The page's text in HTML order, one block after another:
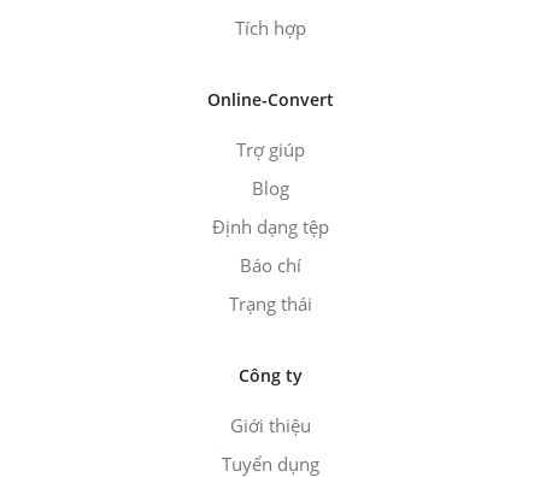
Tích hợp
Online-Convert
Trợ giúp
Blog
Định dạng tệp
Báo chí
Trạng thái
Công ty
Giới thiệu
Tuyển dụng